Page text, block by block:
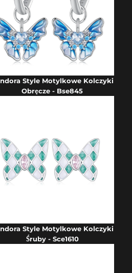
Style Motylkowe Kolczyki
Obręcze - Bse845
Style Motylkowe Kolczyki
Śruby - Sce1610